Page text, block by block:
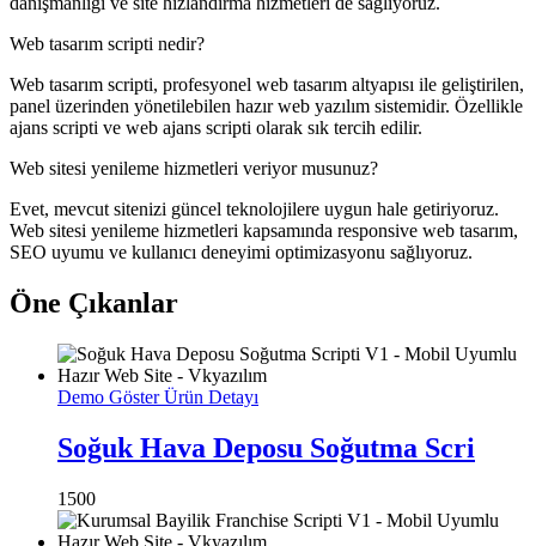
Web tasarım scripti nedir?
Web tasarım scripti, profesyonel web tasarım altyapısı ile geliştirilen,
panel üzerinden yönetilebilen hazır web yazılım sistemidir. Özellikle
ajans scripti ve web ajans scripti olarak sık tercih edilir.
Web sitesi yenileme hizmetleri veriyor musunuz?
Evet, mevcut sitenizi güncel teknolojilere uygun hale getiriyoruz.
Web sitesi yenileme hizmetleri kapsamında responsive web tasarım,
SEO uyumu ve kullanıcı deneyimi optimizasyonu sağlıyoruz.
Öne Çıkanlar
Demo GösterÜrün Detayı
Soğuk Hava Deposu Soğutma Scri
1500